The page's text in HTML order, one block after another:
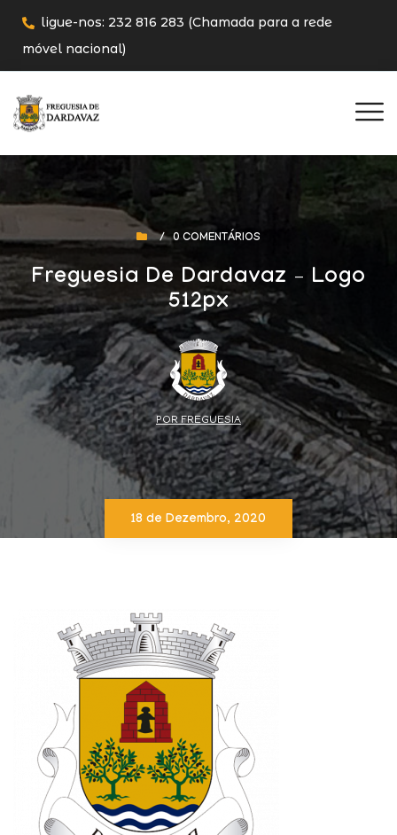
ligue-nos: 232 816 283 (Chamada para a rede
móvel nacional)
/0 COMENTÁRIOS
Freguesia De Dardavaz – Logo
512px
POR FREGUESIA
18 de Dezembro, 2020